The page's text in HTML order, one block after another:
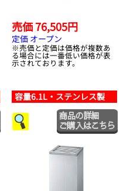
売価 76,505円
定価 オープン
※売価と定価は価格が複数あ
る場合には一番低い価格が表
示されております。
容量6.1L・ステンレス製